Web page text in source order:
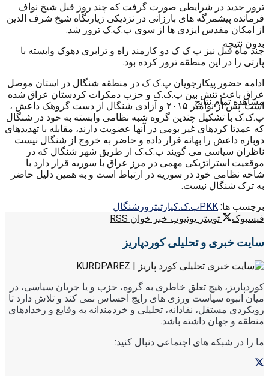
بدون نتیجه
مشاهده تمام نتایج
ترور جدید در شرایطی صورت گرفت که چند روز قبل شیخ نواف
فرمانده پیشمرگه های بارزانی در نزدیکی زیارتگاه شیخ شرف الدین
از امکان مقدس ایزدی ها از سوی پ.ک.ک ترور شد.
چند ماه قبل نیز پ ک ک دو کارمند راه و ترابری دهوک وابسته با
پارتی را در این منطقه ترور کرده بود.
ادامه حضور پیکارجویان پ.ک.ک در منطقه شنگال در استان موصل
عراق باعث تنش بین پ.ک.ک و حزب دمکرات کردستان عراق شده
است. پس از نوامبر ۲۰۱۵ و آزادی شنگال از دست گروهک داعش ،
پ.ک.ک با تشکیل چندین گروه شبه نظامی وابسته به خود در شنگال
که عمدتا کردهای غیر بومی در آنها عضویت دارند، مقابله با تهدیدهای
دوباره داعش را بهانه قرار داده و حاضر به خروج از شنگال نیست .
ناظران سیاسی می گویند پ.ک.ک از طریق شهر شنگال که در
موقعیت استراتژیکی مهمی در مرز عراق با سوریه قرار دارد با
شاخه نظامی خود در سوریه در ارتباط است و به همین دلیل حاضر
به ترک شنگال نیست.
برچسب ها: PKKپ.ک.ک پارتیترور شنگال
فیسبوک
توییتر یوتیوب خبر خوان RSS
سایت خبری و تحلیلی کوردپاریز
کوردپاریز، هیچ تعلق خاطری به گروه، حزب و یا جریان سیاسی، در
میان انبوه سیاست ورزی های رایج احساس نمی کند و تلاش دارد تا
رویکردی مستقل، نقادانه، تحلیلی و خردمندانه به وقایع و رخدادهای
منطقه و جهان داشته باشد.
ما را در شبکه های اجتماعی دنبال کنید: